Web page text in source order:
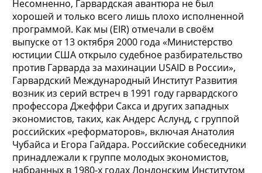
Несомненно, Гарвардская авантюра не был
хорошей и только всего лишь плохо исполненной
программой. Как мы (EIR) отмечали в своём
выпуске от 13 октября 2000 года «Министерство
юстиции США открыло судебное разбирательство
против Гарварда за махинации USAID в России»,
Гарвардский Международный Институт Развития
возник из серий встреч в 1991 году гарвардского
профессора Джеффри Сакса и других западных
экономистов, таких, как Андерс Аслунд, с группой
российских «реформаторов», включая Анатолия
Чубайса и Егора Гайдара. Российские собеседники
принадлежали к группе молодых экономистов,
набранных в 1980-х годах Лондонским Институтом